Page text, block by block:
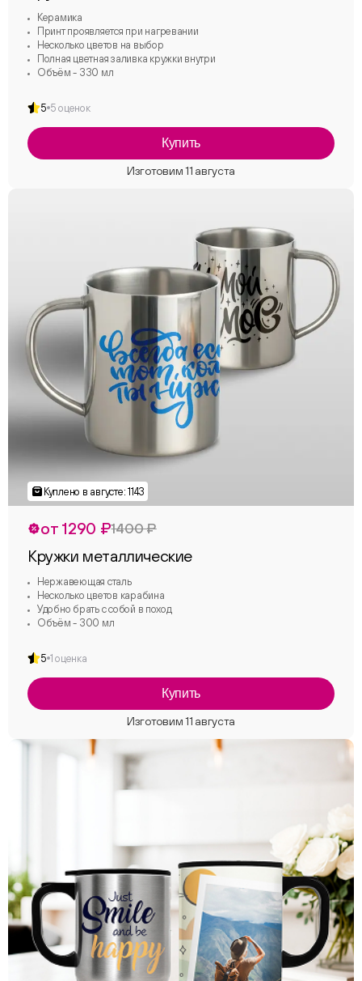
Керамика
Принт проявляется при нагревании
Несколько цветов на выбор
Полная цветная заливка кружки внутри
Объём - 330 мл
5 5 оценок
Купить
от 1290 ₽1400 ₽
Кружки металлические
Нержавеющая сталь
Несколько цветов карабина
Удобно брать с собой в поход
Объём - 300 мл
5 1 оценка
Купить